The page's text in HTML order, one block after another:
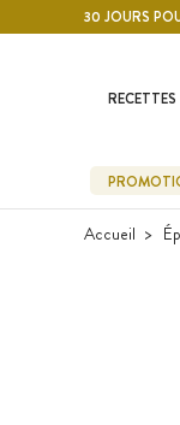
Contenu principal
30 JOURS
RECETTES
Accueil